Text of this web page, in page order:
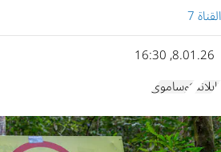
القناة 7
8.01.26, 16:30
تايلاندكوساموي